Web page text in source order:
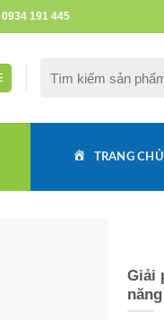
0934 191 445
kiếm:
TRANG CHỦ
Giải